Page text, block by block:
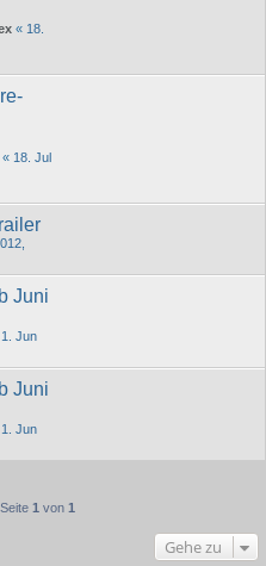
« 18.
« 18. Jul
Juni
1. Jun
Juni
1. Jun
1 von 1
Gehe zu